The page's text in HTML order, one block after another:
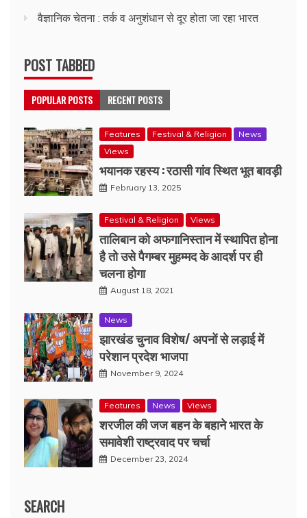
वैज्ञानिक चेतना : तर्क व अनुशंधान से दूर होता जा रहा भारत
POST TABBED
POPULAR POSTS RECENT POSTS
Features Festival & Religion
News
Views
भयानक रहस्य : रठासी गांव स्थित भूत बावड़ी
February 13, 2025
Festival & Religion Views
तालिबान को अफगानिस्तान में स्थापित होना
है तो उसे पैगम्बर मुहम्मद के आदर्श पर ही
चलना होगा
August 18, 2021
News
झारखंड चुनाव विशेष/ अपनों से लड़ाई में
परेशान प्रदेश भाजपा
November 9, 2024
Features News Views
शरजील की जज बहन के बहाने भारत के
समावेशी राष्ट्रवाद पर चर्चा
December 23, 2024
SEARCH